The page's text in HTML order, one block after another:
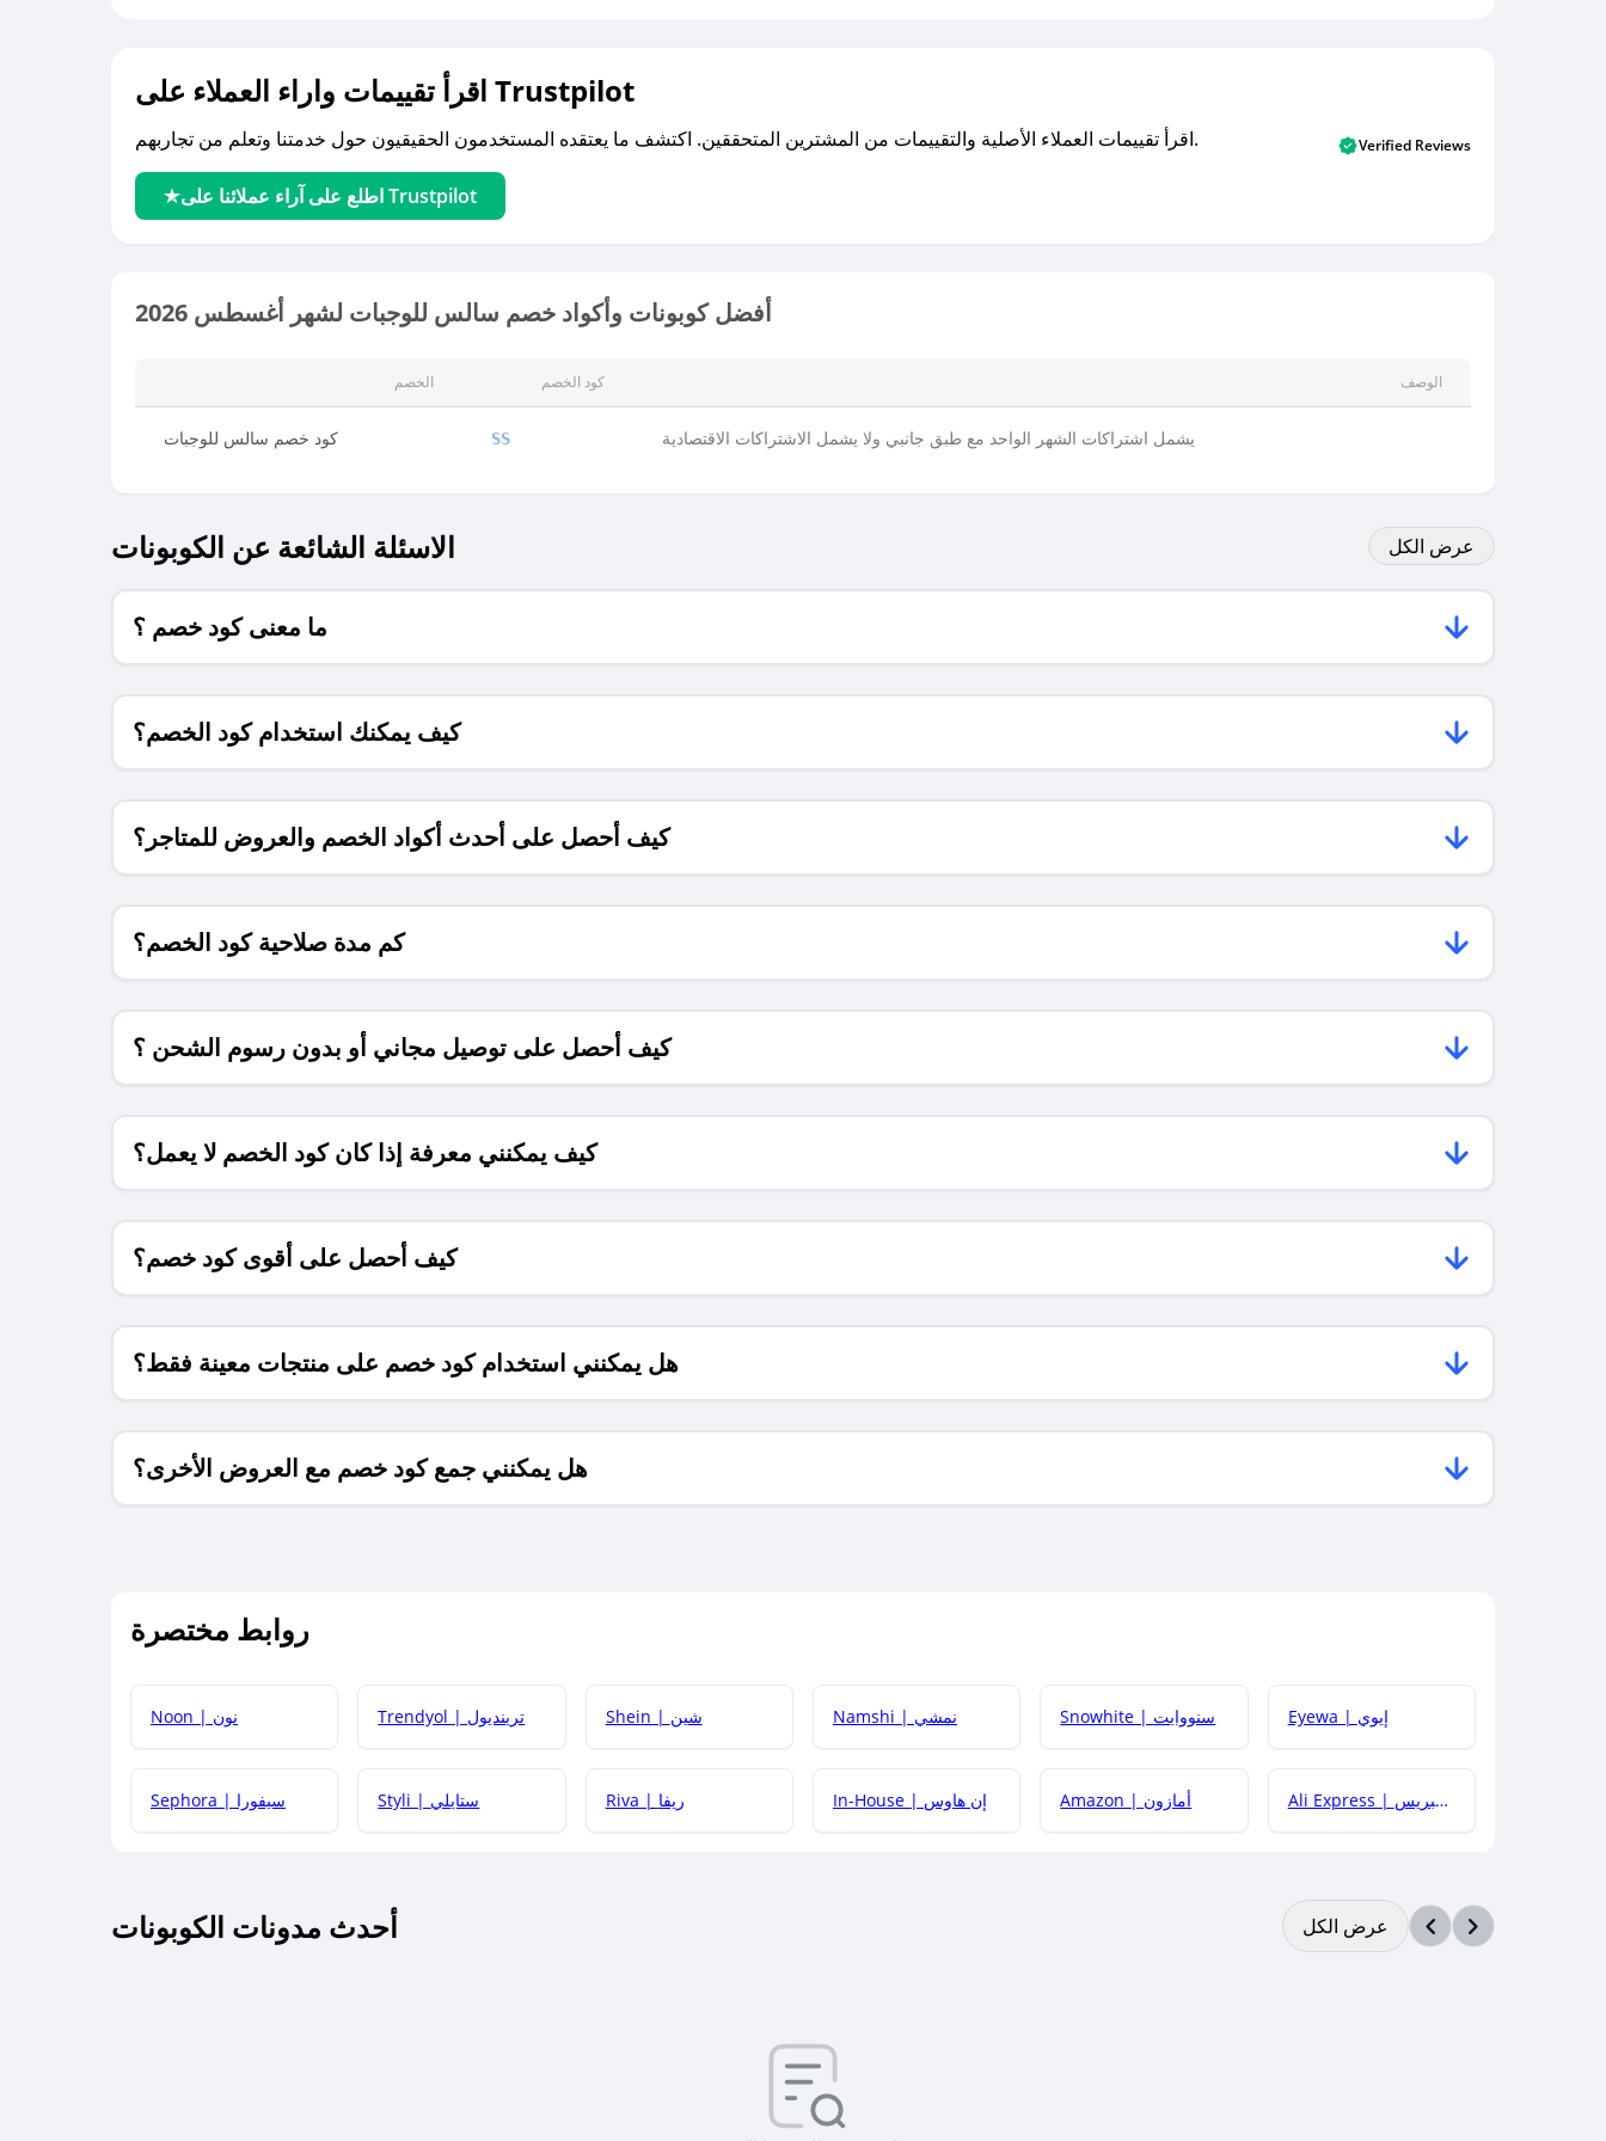
اقرأ تقييمات واراء العملاء على Trustpilot
اقرأ تقييمات العملاء الأصلية والتقييمات من المشترين المتحققين. اكتشف ما يعتقده المستخدمون الحقيقيون حول خدمتنا وتعلم من تجاربهم.
اطلع على آراء عملائنا على Trustpilot
Verified Reviews
أفضل كوبونات وأكواد خصم سالس للوجبات لشهر أغسطس 2026
الخصم كود الخصم الوصف
كود خصم سالس للوجبات SS يشمل اشتراكات الشهر الواحد مع طبق جانبي ولا يشمل الاشتراكات الاقتصادية
الاسئلة الشائعة عن الكوبونات عرض الكل
ما معنى كود خصم ؟
كيف يمكنك استخدام كود الخصم؟
كيف أحصل على أحدث أكواد الخصم والعروض للمتاجر؟
كم مدة صلاحية كود الخصم؟
كيف أحصل على توصيل مجاني أو بدون رسوم الشحن ؟
كيف يمكنني معرفة إذا كان كود الخصم لا يعمل؟
كيف أحصل على أقوى كود خصم؟
هل يمكنني استخدام كود خصم على منتجات معينة فقط؟
هل يمكنني جمع كود خصم مع العروض الأخرى؟
روابط مختصرة
Noon | نون Trendyol | ترينديول Shein | شين Namshi | نمشي Snowhite | سنووايت Eyewa | إيوي
Sephora | سيفورا Styli | ستايلي Riva | ريفا In-House | إن هاوس Amazon | أمازون Ali Express | علي إكسبريس
أحدث مدونات الكوبونات عرض الكل